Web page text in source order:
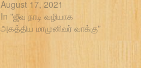
August 17, 2021
In "ஜீவ நாடி வழியாக
அகத்திய மாமுனிவர் வாக்கு"